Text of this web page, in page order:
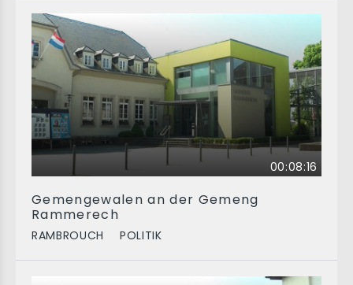
00:08:16
Gemengewalen an der Gemeng
Rammerech
RAMBROUCH POLITIK